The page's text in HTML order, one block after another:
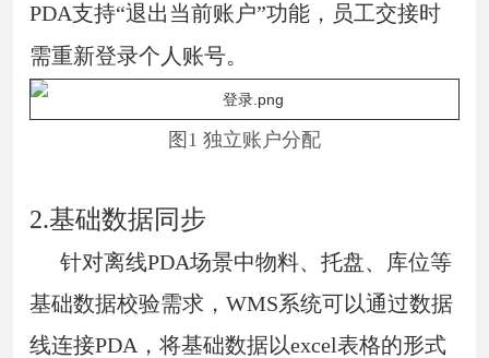
PDA支持“退出当前账户”功能，员工交接时
需重新登录个人账号。
图1 独立账户分配
2.基础数据同步
针对离线PDA场景中物料、托盘、库位等
基础数据校验需求，WMS系统可以通过数据
线连接PDA，将基础数据以excel表格的形式